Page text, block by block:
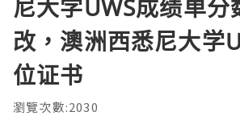
尼大学UWS成绩单分
改，澳洲西悉尼大学
位证书
瀏覽次數:2030